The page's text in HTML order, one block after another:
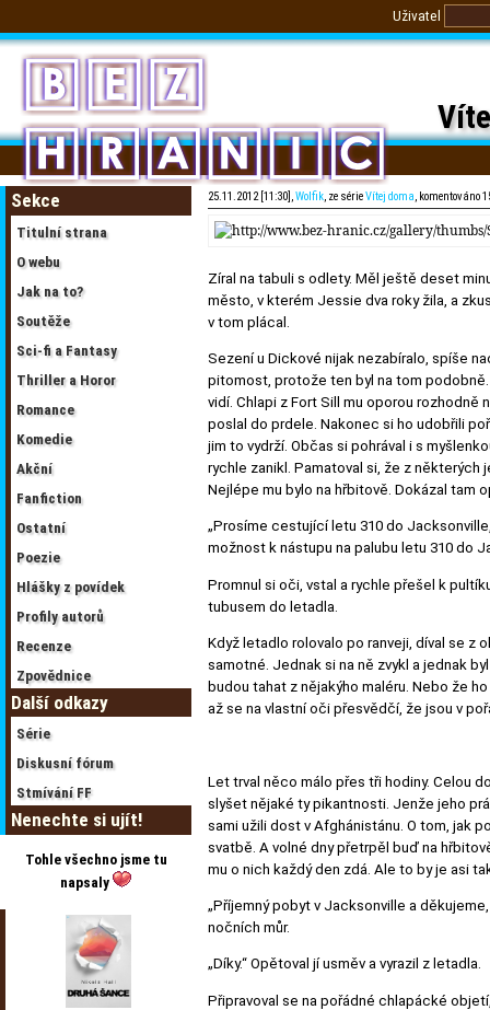
Uživatel
Sekce
Titulní strana
O webu
Jak na to?
Soutěže
Sci-fi a Fantasy
Thriller a Horor
Romance
Komedie
Akční
Fanfiction
Ostatní
Poezie
Hlášky z povídek
Profily autorů
Recenze
Zpovědnice
Další odkazy
Série
Diskusní fórum
Stmívání FF
Nenechte si ujít!
Tohle všechno jsme tu
napsaly
25.11.2012 [11:30],Wolfik, ze sérieVítej doma, komentováno
Zíral na tabuli s odlety. Měl ještě deset
město, v kterém Jessie dva roky žila, a
v tom plácal.
Sezení u Dickové nijak nezabíralo, spíše
pitomost, protože ten byl na tom
vidí. Chlapi z Fort Sill mu oporou
poslal do prdele. Nakonec si ho udobřili
jim to vydrží. Občas si pohrával i s
rychle zanikl. Pamatoval si, že z
Nejlépe mu bylo na hřbitově. Dokázal tam
„Prosíme cestující letu 310 do
možnost k nástupu na palubu letu 310 do
Promnul si oči, vstal a rychle přešel k
tubusem do letadla.
Když letadlo rolovalo po ranveji, díval se z
samotné. Jednak si na ně zvykl a jednak
budou tahat z nějakýho maléru. Nebo že
až se na vlastní oči přesvědčí, že jsou v
Let trval něco málo přes tři hodiny. Celou
slyšet nějaké ty pikantnosti. Jenže jeho
sami užili dost v Afghánistánu. O tom, jak
svatbě. A volné dny přetrpěl buď na
mu o nich každý den zdá. Ale to by je asi
„Příjemný pobyt v Jacksonville a
nočních můr.
„Díky.“ Opětoval jí usměv a vyrazil z letadla.
Připravoval se na pořádné chlapácké